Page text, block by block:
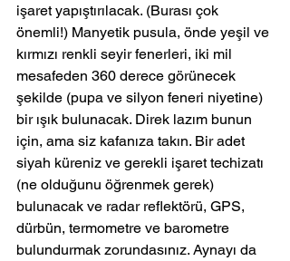
işaret yapıştırılacak. (Burası çok
önemli!) Manyetik pusula, önde yeşil ve
kırmızı renkli seyir fenerleri, iki mil
mesafeden 360 derece görünecek
şekilde (pupa ve silyon feneri niyetine)
bir ışık bulunacak. Direk lazım bunun
için, ama siz kafanıza takın. Bir adet
siyah küreniz ve gerekli işaret techizatı
(ne olduğunu öğrenmek gerek)
bulunacak ve radar reflektörü, GPS,
dürbün, termometre ve barometre
bulundurmak zorundasınız. Aynayı da